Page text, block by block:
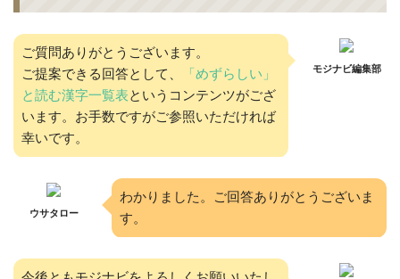
ご質問ありがとうございます。
ご提案できる回答として、
「めずらしい」
と読む漢字一覧表というコンテンツがござ
います。お手数ですがご参照いただければ
幸いです。
モジナビ編集部
ウサタロー
わかりました。ご回答ありがとうございま
す。